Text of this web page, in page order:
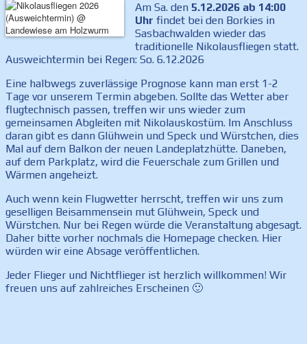
Am Sa. den 5.12.2026 ab 14:00
Uhr findet bei den Borkies in
Sasbachwalden wieder das
traditionelle Nikolausfliegen statt.
Ausweichtermin bei Regen: So. 6.12.2026
Eine halbwegs zuverlässige Prognose kann man erst 1-2
Tage vor unserem Termin abgeben. Sollte das Wetter aber
flugtechnisch passen, treffen wir uns wieder zum
gemeinsamen Abgleiten mit Nikolauskostüm. Im Anschluss
daran gibt es dann Glühwein und Speck und Würstchen, dies
Mal auf dem Balkon der neuen Landeplatzhütte. Daneben,
auf dem Parkplatz, wird die Feuerschale zum Grillen und
Wärmen angeheizt.
Auch wenn kein Flugwetter herrscht, treffen wir uns zum
geselligen Beisammensein mut Glühwein, Speck und
Würstchen. Nur bei Regen würde die Veranstaltung abgesagt.
Daher bitte vorher nochmals die Homepage checken. Hier
würden wir eine Absage veröffentlichen.
Jeder Flieger und Nichtflieger ist herzlich willkommen! Wir
freuen uns auf zahlreiches Erscheinen 🙂